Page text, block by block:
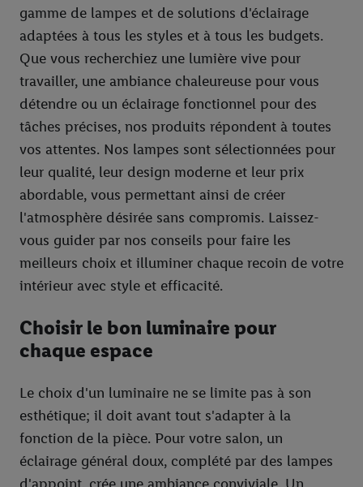
gamme de lampes et de solutions d'éclairage
adaptées à tous les styles et à tous les budgets.
Que vous recherchiez une lumière vive pour
travailler, une ambiance chaleureuse pour vous
détendre ou un éclairage fonctionnel pour des
tâches précises, nos produits répondent à toutes
vos attentes. Nos lampes sont sélectionnées pour
leur qualité, leur design moderne et leur prix
abordable, vous permettant ainsi de créer
l'atmosphère désirée sans compromis. Laissez-
vous guider par nos conseils pour faire les
meilleurs choix et illuminer chaque recoin de votre
intérieur avec style et efficacité.
Choisir le bon luminaire pour
chaque espace
Le choix d'un luminaire ne se limite pas à son
esthétique; il doit avant tout s'adapter à la
fonction de la pièce. Pour votre salon, un
éclairage général doux, complété par des lampes